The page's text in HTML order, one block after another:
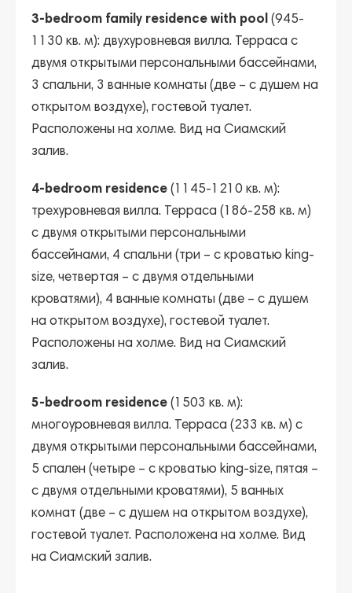
3-bedroom family residence with pool (945-
1130 кв. м): двухуровневая вилла. Терраса с
двумя открытыми персональными бассейнами,
3 спальни, 3 ванные комнаты (две – с душем на
открытом воздухе), гостевой туалет.
Расположены на холме. Вид на Сиамский
залив.
4-bedroom residence (1145-1210 кв. м):
трехуровневая вилла. Терраса (186-258 кв. м)
с двумя открытыми персональными
бассейнами, 4 спальни (три – с кроватью king-
size, четвертая – с двумя отдельными
кроватями), 4 ванные комнаты (две – с душем
на открытом воздухе), гостевой туалет.
Расположены на холме. Вид на Сиамский
залив.
5-bedroom residence (1503 кв. м):
многоуровневая вилла. Терраса (233 кв. м) с
двумя открытыми персональными бассейнами,
5 спален (четыре – с кроватью king-size, пятая –
с двумя отдельными кроватями), 5 ванных
комнат (две – с душем на открытом воздухе),
гостевой туалет. Расположена на холме. Вид
на Сиамский залив.